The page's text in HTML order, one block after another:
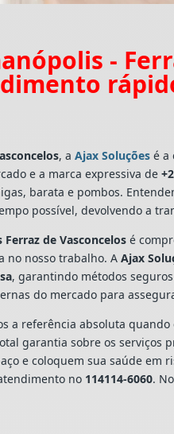
-
, aAjax Soluções é a
e a marca expressiva de
barata e pombos.
possível, devolvendo a
de Vasconcelos é
no nosso trabalho. AAjax
, garantindo métodos
do mercado para
a referência absoluta quando
garantia sobre os serviços
e coloquem sua saúde em
no 114114-6060.